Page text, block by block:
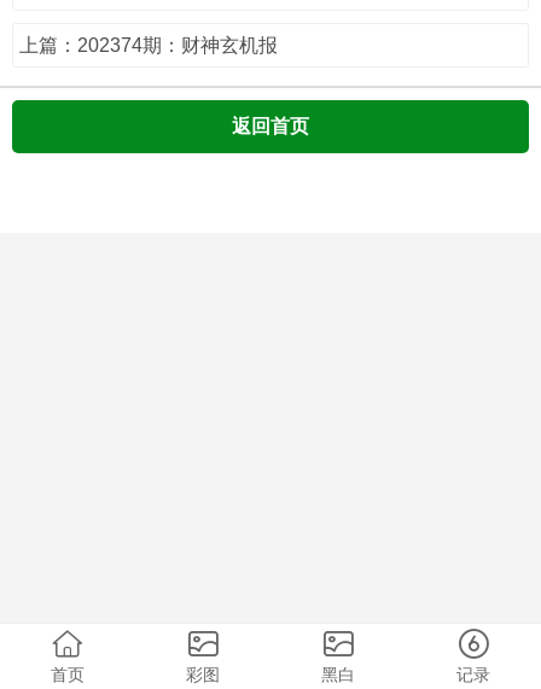
上篇：202374期：财神玄机报
返回首页
首页 彩图 黑白 记录